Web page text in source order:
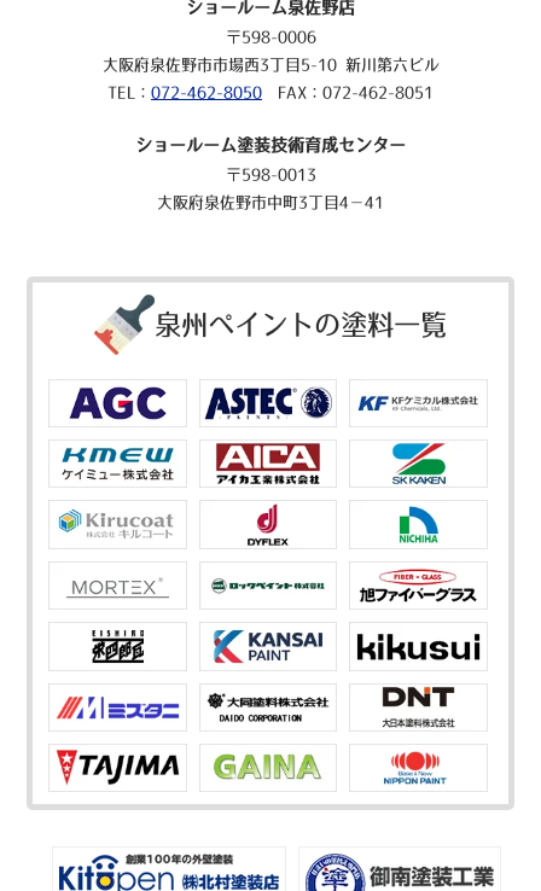
ショールーム泉佐野店
〒598-0006
大阪府泉佐野市市場西3丁目5-10 新川第六ビル
TEL： 072-462-8050 FAX：072-462-8051
ショールーム塗装技術育成センター
〒598-0013
大阪府泉佐野市中町3丁目4－41
泉州ペイントの塗料一覧